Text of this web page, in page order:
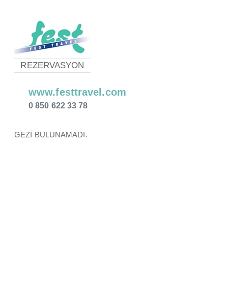
REZERVASYON
www.festtravel.com
0 850 622 33 78
GEZİ BULUNAMADI.